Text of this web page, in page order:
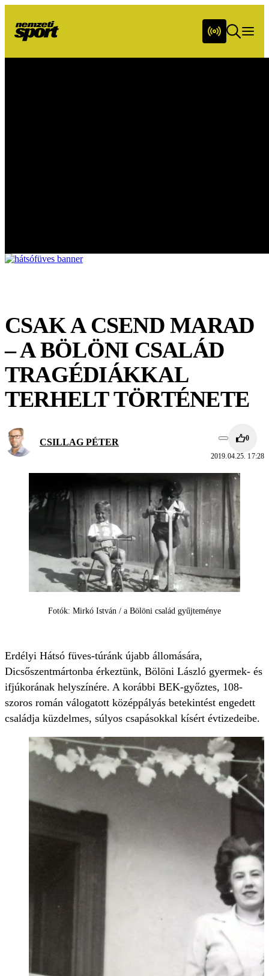
CSAK A CSEND MARAD
– A BÖLÖNI CSALÁD
TRAGÉDIÁKKAL
TERHELT TÖRTÉNETE
CSILLAG PÉTER 0
2019.04.25. 17:28
Fotók: Mirkó István / a Bölöni család gyűjteménye
Erdélyi Hátsó füves-túránk újabb állomására,
Dicsőszentmártonba érkeztünk, Bölöni László gyermek- és
ifjúkorának helyszínére. A korábbi BEK-győztes, 108-
szoros román válogatott középpályás betekintést engedett
családja küzdelmes, súlyos csapásokkal kísért évtizedeibe.